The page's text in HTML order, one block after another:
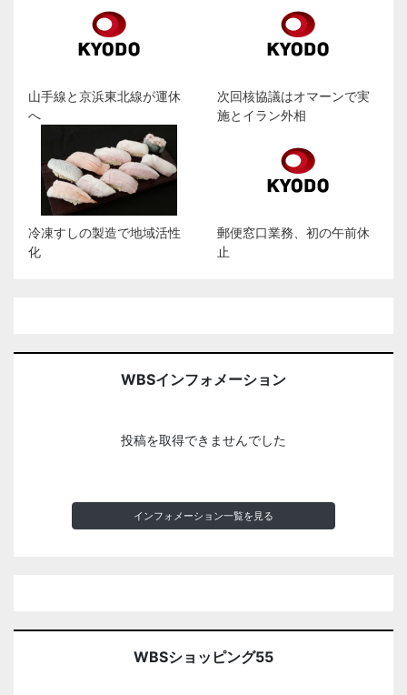
山手線と京浜東北線が運休
へ
次回核協議はオマーンで実
施とイラン外相
冷凍すしの製造で地域活性
化
郵便窓口業務、初の午前休
止
WBSインフォメーション
投稿を取得できませんでした
インフォメーション一覧を見る
WBSショッピング55